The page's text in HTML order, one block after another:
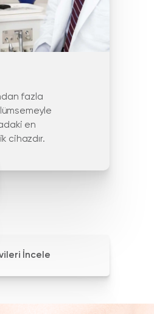
fazla
en
cihazdır.
İncele